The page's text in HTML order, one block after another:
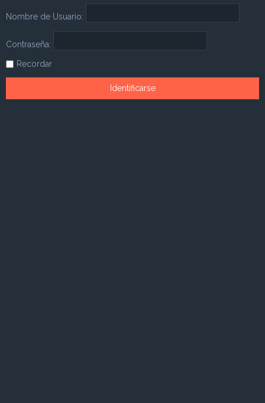
Nombre de Usuario:
Contraseña:
Recordar